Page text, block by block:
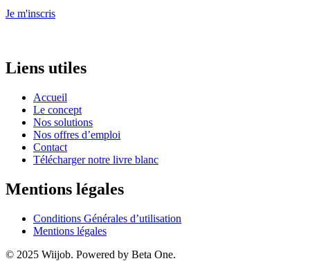
Je m'inscris
Liens utiles
Accueil
Le concept
Nos solutions
Nos offres d’emploi
Contact
Télécharger notre livre blanc
Mentions légales
Conditions Générales d’utilisation
Mentions légales
© 2025 Wiijob. Powered by Beta One.